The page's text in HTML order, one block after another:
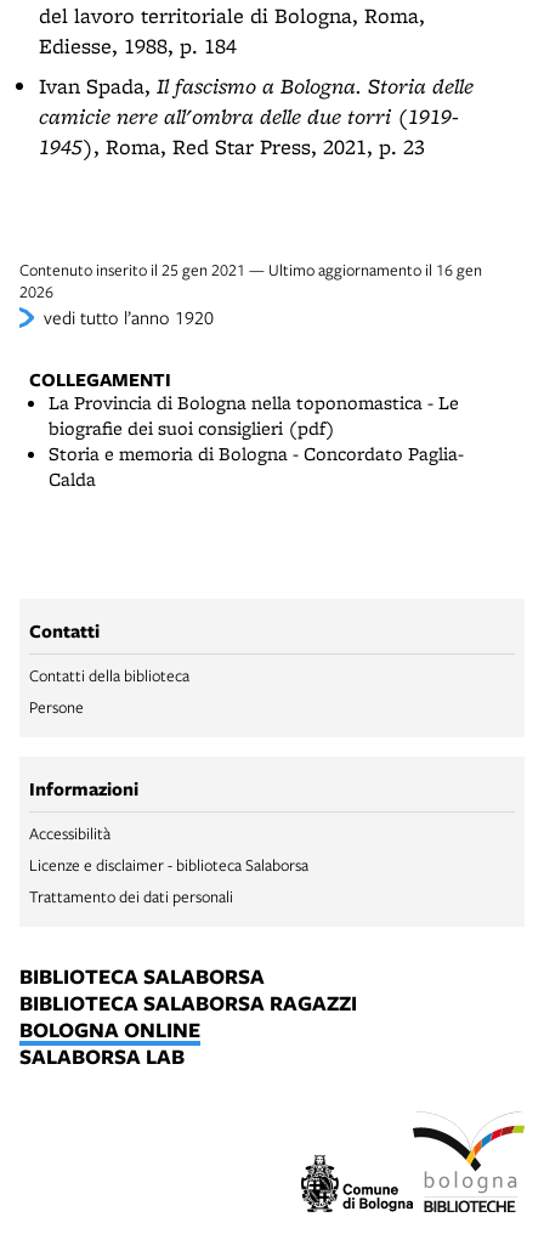
del lavoro territoriale di Bologna, Roma,
Ediesse, 1988, p. 184
Ivan Spada, Il fascismo a Bologna. Storia delle
camicie nere all'ombra delle due torri (1919-
1945), Roma, Red Star Press, 2021, p. 23
Contenuto inserito il 25 gen 2021 — Ultimo aggiornamento il 16 gen
2026
vedi tutto l’anno 1920
COLLEGAMENTI
La Provincia di Bologna nella toponomastica - Le
biografie dei suoi consiglieri (pdf)
Storia e memoria di Bologna - Concordato Paglia-
Calda
Contatti
Contatti della biblioteca
Persone
Informazioni
Accessibilità
Licenze e disclaimer - biblioteca Salaborsa
Trattamento dei dati personali
BIBLIOTECA SALABORSA
BIBLIOTECA SALABORSA RAGAZZI
BOLOGNA ONLINE
SALABORSA LAB